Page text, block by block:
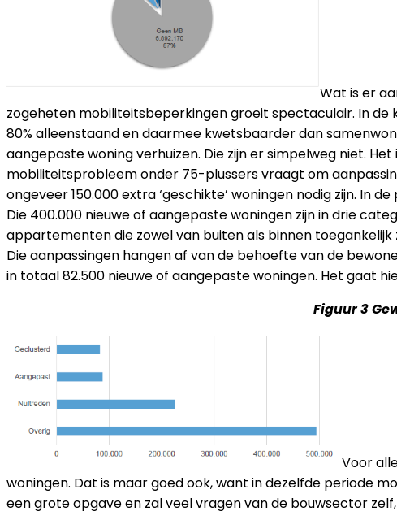
Wat is er
zogeheten mobiliteitsbeperkingen groeit spectaculair. In
80% alleenstaand en daarmee kwetsbaarder dan
aangepaste woning verhuizen. Die zijn er simpelweg niet.
mobiliteitsprobleem onder 75-plussers vraagt om
ongeveer 150.000 extra ‘geschikte’ woningen nodig zijn. In
Die 400.000 nieuwe of aangepaste woningen zijn in drie
appartementen die zowel van buiten als binnen
Die aanpassingen hangen af van de behoefte van de
in totaal 82.500 nieuwe of aangepaste woningen. Het gaat
Figuur 3
Voor
woningen. Dat is maar goed ook, want in dezelfde periode
een grote opgave en zal veel vragen van de bouwsector